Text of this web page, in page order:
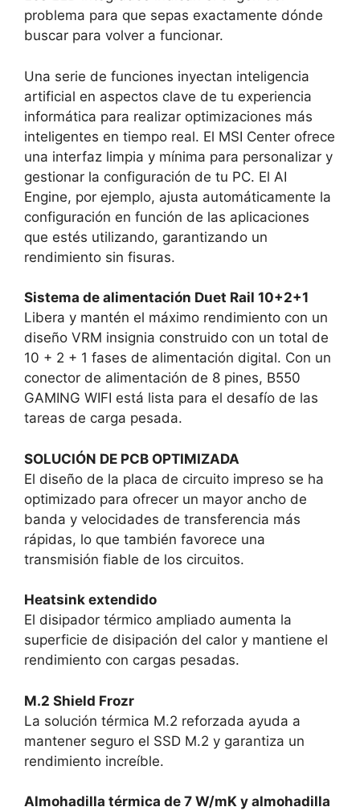
problema para que sepas exactamente dónde
buscar para volver a funcionar.
Una serie de funciones inyectan inteligencia
artificial en aspectos clave de tu experiencia
informática para realizar optimizaciones más
inteligentes en tiempo real. El MSI Center ofrece
una interfaz limpia y mínima para personalizar y
gestionar la configuración de tu PC. El AI
Engine, por ejemplo, ajusta automáticamente la
configuración en función de las aplicaciones
que estés utilizando, garantizando un
rendimiento sin fisuras.
Sistema de alimentación Duet Rail 10+2+1
Libera y mantén el máximo rendimiento con un
diseño VRM insignia construido con un total de
10 + 2 + 1 fases de alimentación digital. Con un
conector de alimentación de 8 pines, B550
GAMING WIFI está lista para el desafío de las
tareas de carga pesada.
SOLUCIÓN DE PCB OPTIMIZADA
El diseño de la placa de circuito impreso se ha
optimizado para ofrecer un mayor ancho de
banda y velocidades de transferencia más
rápidas, lo que también favorece una
transmisión fiable de los circuitos.
Heatsink extendido
El disipador térmico ampliado aumenta la
superficie de disipación del calor y mantiene el
rendimiento con cargas pesadas.
M.2 Shield Frozr
La solución térmica M.2 reforzada ayuda a
mantener seguro el SSD M.2 y garantiza un
rendimiento increíble.
Almohadilla térmica de 7 W/mK y almohadilla